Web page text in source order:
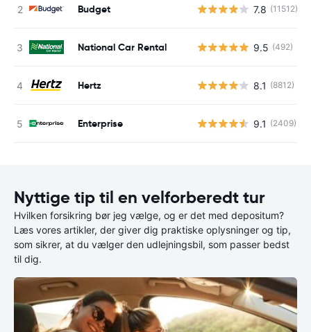
Budget 7.8 (11512)
National Car Rental 9.5 (492)
Hertz 8.1 (8812)
Enterprise 9.1 (2409)
Nyttige tip til en velforberedt tur
Hvilken forsikring bør jeg vælge, og er det med depositum?
Læs vores artikler, der giver dig praktiske oplysninger og tip,
som sikrer, at du vælger den udlejningsbil, som passer bedst
til dig.